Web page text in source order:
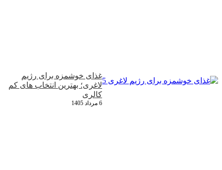
غذای خوشمزه برای رژیم
لاغری؛ بهترین انتخاب‌ های کم‌
کالری
6 مرداد 1405